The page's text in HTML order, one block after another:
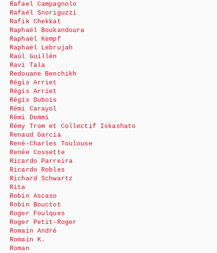
Rafael Campagnolo
Rafaël Snoriguzzi
Rafik Chekkat
Raphaël Boukandoura
Raphaël Kempf
Raphaël Lebrujah
Raúl Guillén
Ravi Tala
Redouane Benchikh
Régis Arriet
Régis Arriet
Régis Dubois
Rémi Carayol
Rémi Demmi
Rémy Trom et Collectif Iskashato
Renaud Garcia
René-Charles Toulouse
Renée Cossette
Ricardo Parreira
Ricardo Robles
Richard Schwartz
Rita
Robin Ascaso
Robin Bouctot
Roger Foulques
Roger Petit-Roger
Romain André
Romain K.
Roman